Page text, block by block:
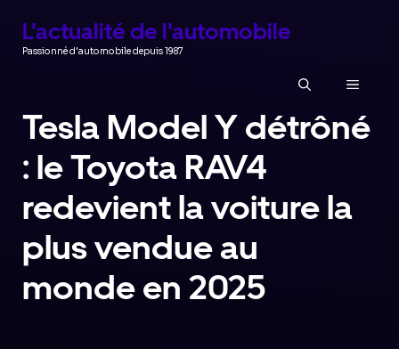
L'actualité de l'automobile
Passionné d'automobile depuis 1987
MENU
Tesla Model Y détrôné
: le Toyota RAV4
redevient la voiture la
plus vendue au
monde en 2025